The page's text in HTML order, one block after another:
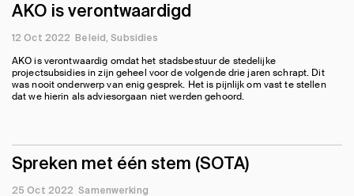
AKO is verontwaardigd
12 Oct 2022 Beleid Subsidies
AKO is verontwaardig omdat het stadsbestuur de stedelijke
projectsubsidies in zijn geheel voor de volgende drie jaren schrapt. Dit
was nooit onderwerp van enig gesprek. Het is pijnlijk om vast te stellen
dat we hierin als adviesorgaan niet werden gehoord.
Spreken met één stem (SOTA)
25 Oct 2022 Samenwerking